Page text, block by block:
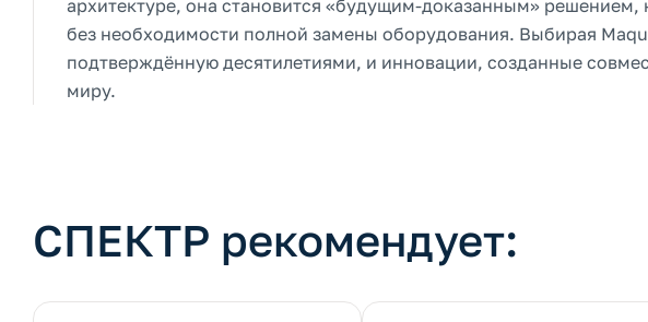
архитектуре, она становится «будущим-доказанным» решением,
без необходимости полной замены оборудования. Выбирая
подтверждённую десятилетиями, и инновации, созданные
миру.
СПЕКТР рекомендует: